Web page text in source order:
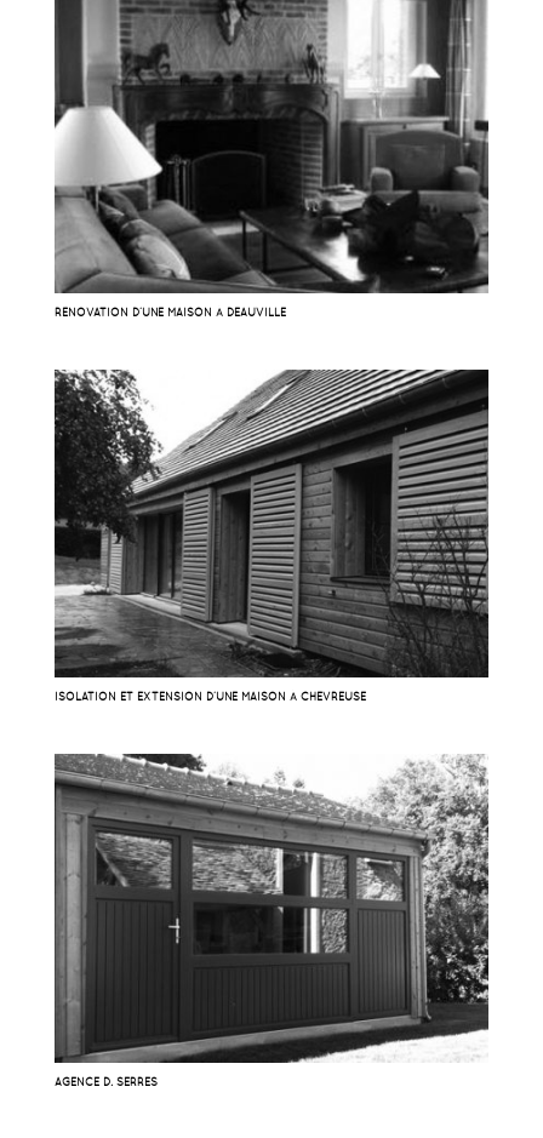
RÉNOVATION D’UNE MAISON À DEAUVILLE
ISOLATION ET EXTENSION D’UNE MAISON À CHEVREUSE
AGENCE D. SERRES